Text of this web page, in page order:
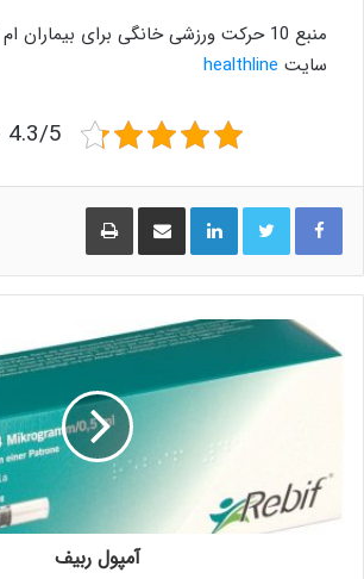
منبع 10 حرکت ورزشی خانگی برای
سایت healthline
4.3/5 - (17 امتیاز)
لینکدیناشتراک گذاری از طریق ایمیل چاپ
آمپول ربیف